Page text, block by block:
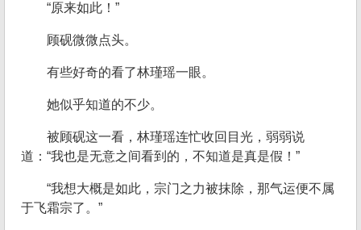
“原来如此！”
顾砚微微点头。
有些好奇的看了林瑾瑶一眼。
她似乎知道的不少。
被顾砚这一看，林瑾瑶连忙收回目光，弱弱说
道：“我也是无意之间看到的，不知道是真是假！”
“我想大概是如此，宗门之力被抹除，那气运便不属
于飞霜宗了。”